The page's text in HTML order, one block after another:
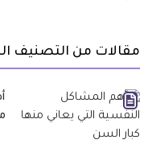
مقالات من التصنيف